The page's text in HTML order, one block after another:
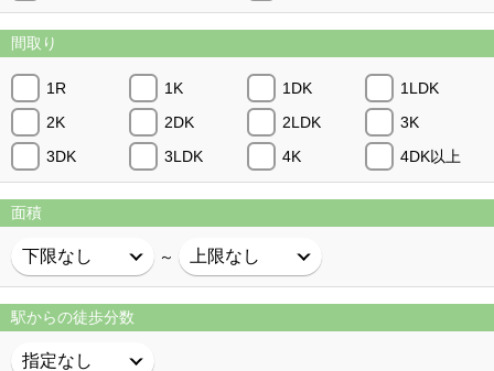
間取り
1R 1K 1DK
1LDK
2K
2DK 2LDK
3K
3DK
3LDK 4K 4DK以上
面積
～
駅からの徒歩分数